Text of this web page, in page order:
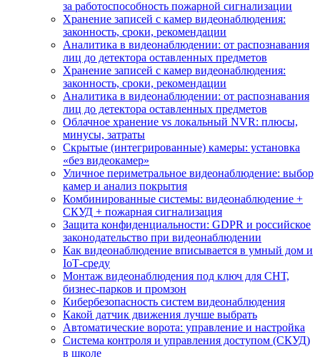
за работоспособность пожарной сигнализации
Хранение записей с камер видеонаблюдения:
законность, сроки, рекомендации
Аналитика в видеонаблюдении: от распознавания
лиц до детектора оставленных предметов
Хранение записей с камер видеонаблюдения:
законность, сроки, рекомендации
Аналитика в видеонаблюдении: от распознавания
лиц до детектора оставленных предметов
Облачное хранение vs локальный NVR: плюсы,
минусы, затраты
Скрытые (интегрированные) камеры: установка
«без видеокамер»
Уличное периметральное видеонаблюдение: выбор
камер и анализ покрытия
Комбинированные системы: видеонаблюдение +
СКУД + пожарная сигнализация
Защита конфиденциальности: GDPR и российское
законодательство при видеонаблюдении
Как видеонаблюдение вписывается в умный дом и
IoT‑среду
Монтаж видеонаблюдения под ключ для СНТ,
бизнес‑парков и промзон
Кибербезопасность систем видеонаблюдения
Какой датчик движения лучше выбрать
Автоматические ворота: управление и настройка
Система контроля и управления доступом (СКУД)
в школе